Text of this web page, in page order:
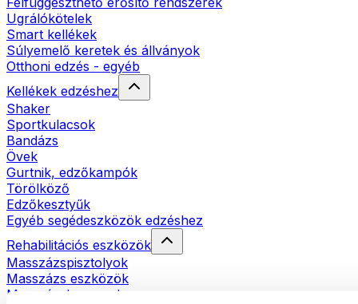
Ugrálókötelek
Smart kellékek
Súlyemelő keretek és állványok
Otthoni edzés - egyéb
Kellékek edzéshez
Shaker
Sportkulacsok
Bandázs
Övek
Gurtnik, edzőkampók
Törölköző
Edzőkesztyűk
Egyéb segédeszközök edzéshez
Rehabilitációs eszközök
Masszázspisztolyok
Masszázs eszközök
Masszázshengerek